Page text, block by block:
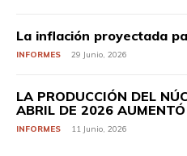
La inflación proyectada
INFORMES 29 Junio, 2026
LA PRODUCCIÓN DEL
ABRIL DE 2026
INFORMES 11 Junio, 2026